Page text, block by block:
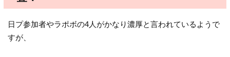
日プ参加者やラポボの4人がかなり濃厚と言われているようで
すが、